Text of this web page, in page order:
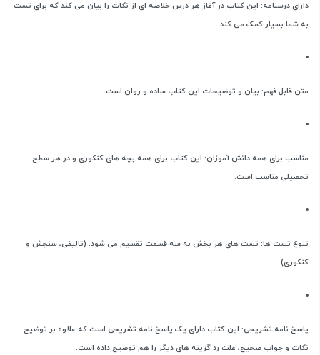
دارای درسنامه: این کتاب در آغاز هر درس خلاصه ای از نکات را بیان می کند که برای تست
به شما بسیار کمک می کند.
متن قابل فهم: بیان و توضیحات این کتاب ساده و روان است.
مناسب برای همه دانش آموزان: این کتاب برای همه بچه های کنکوری و در هر سطح
تحصیلی مناسب است.
تنوع تست ها: تست های هر بخش به سه قسمت تقسیم می شود. (تالیفی، سنجش و
کنکوری)
پاسخ نامه تشریحی: این کتاب دارای یک پاسخ نامه تشریحی است که علاوه بر توضیح
نکات و جواب صحیح، علت رد گزینه های دیگر را هم توضیح داده است.